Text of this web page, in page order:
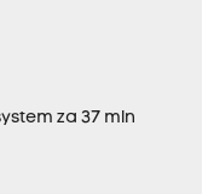
za 37 mln